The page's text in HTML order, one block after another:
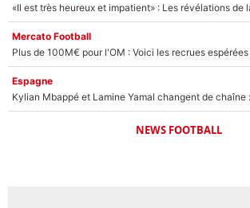
Mercato Football
Espagne
NEWS FOOTBALL